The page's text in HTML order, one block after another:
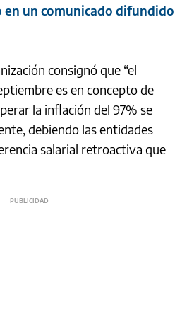
en un comunicado difundido
consignó que “el
es en concepto de
la inflación del 97% se
debiendo las entidades
salarial retroactiva que